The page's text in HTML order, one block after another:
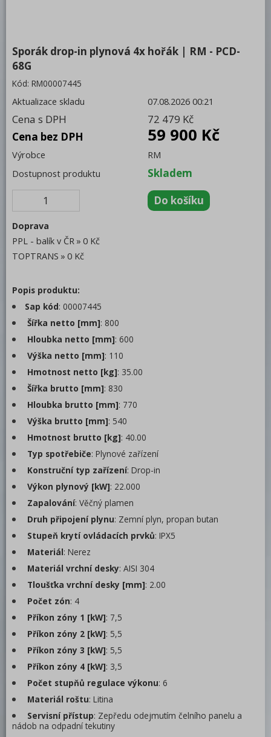
Grilovací desky
Vodní lázně
Fritézy
Trouby elektrické
Smažicí pánve
Vodní grily
Bufety, drop-in, vitríny, výdejní vany a
vodní lázně
Redfox
REDFOX 600
REDFOX 700
REDFOX 900
Volně stojící moduly
Nerezový program
Stolní zařízení
Příprava masa a zeleniny
Pizza program
Konvektomaty
Trouby pro rychlou přípravu
Šokery
Chlazení
Mycí program
Změkčovače
Distribuce jídel, gastronádoby
Barové zařízení, kávovary
REDFOX
Sporák drop-in plynová 4x hořák | RM - PCD-
68G
Kód: RM00007445
Aktualizace skladu
07.08.2026 00:21
Cena s DPH
72 479 Kč
Cena bez DPH
59 900 Kč
Výrobce
RM
Dostupnost produktu
Skladem
Doprava
PPL - balík v ČR
0 Kč
TOPTRANS
0 Kč
Popis produktu:
Sap kód: 00007445
Šířka netto [mm]: 800
Hloubka netto [mm]: 600
Výška netto [mm]: 110
Hmotnost netto [kg]: 35.00
Šířka brutto [mm]: 830
Hloubka brutto [mm]: 770
Výška brutto [mm]: 540
Hmotnost brutto [kg]: 40.00
Typ spotřebiče: Plynové zařízení
Konstruční typ zařízení: Drop-in
Výkon plynový [kW]: 22.000
Zapalování: Věčný plamen
Druh připojení plynu: Zemní plyn, propan butan
Stupeň krytí ovládacích prvků: IPX5
Materiál: Nerez
Materiál vrchní desky: AISI 304
Tloušťka vrchní desky [mm]: 2.00
Počet zón: 4
Příkon zóny 1 [kW]: 7,5
Příkon zóny 2 [kW]: 5,5
Příkon zóny 3 [kW]: 5,5
Příkon zóny 4 [kW]: 3,5
Počet stupňů regulace výkonu: 6
Materiál roštu: Litina
Servisní přístup: Zepředu odejmutím čelního panelu a
nádob na odpadní tekutiny